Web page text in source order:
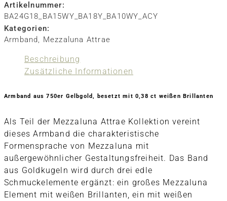
Artikelnummer:
BA24G18_BA15WY_BA18Y_BA10WY_ACY
Kategorien:
Armband, Mezzaluna Attrae
Beschreibung
Zusätzliche Informationen
Armband aus 750er Gelbgold, besetzt mit 0,38 ct weißen Brillanten
Als Teil der Mezzaluna Attrae Kollektion vereint
dieses Armband die charakteristische
Formensprache von Mezzaluna mit
außergewöhnlicher Gestaltungsfreiheit. Das Band
aus Goldkugeln wird durch drei edle
Schmuckelemente ergänzt: ein großes Mezzaluna
Element mit weißen Brillanten, ein mit weißen